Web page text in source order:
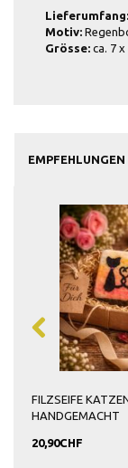
Lieferumfang:
Motiv:
Grösse: ca. 7
EMPFEHLUNGEN
FILZSEIFE
HANDGEMACHT
20,90CHF